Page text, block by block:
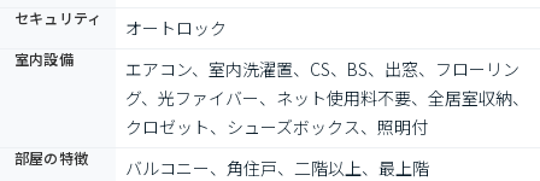
セキュリティ オートロック
室内設備
エアコン、室内洗濯置、CS、BS、出窓、フローリン
グ、光ファイバー、ネット使用料不要、全居室収納、
クロゼット、シューズボックス、照明付
部屋の特徴 バルコニー、角住戸、二階以上、最上階